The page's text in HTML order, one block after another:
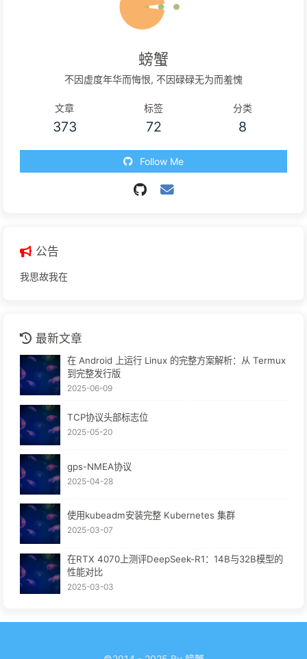
螃蟹
不因虚度年华而悔恨, 不因碌碌无为而羞愧
文章
373
标签
72
分类
8
Follow Me
公告
我思故我在
最新文章
在 Android 上运行 Linux 的完整方案解析：从 Termux
到完整发行版
2025-06-09
TCP协议头部标志位
2025-05-20
gps-NMEA协议
2025-04-28
使用kubeadm安装完整 Kubernetes 集群
2025-03-07
在RTX 4070上测评DeepSeek-R1：14B与32B模型的
性能对比
2025-03-03